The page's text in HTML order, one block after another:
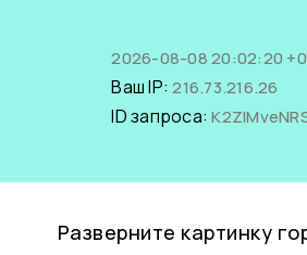
2026-08-08 20:02:20
Ваш IP:216.73.216.26
ID запроса:
Разверните картинку